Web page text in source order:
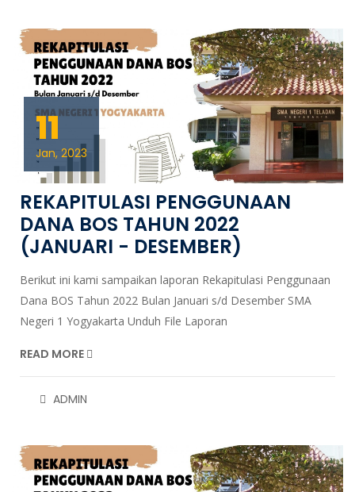
11
Jan, 2023
REKAPITULASI PENGGUNAAN
DANA BOS TAHUN 2022
(JANUARI - DESEMBER)
Berikut ini kami sampaikan laporan Rekapitulasi Penggunaan
Dana BOS Tahun 2022 Bulan Januari s/d Desember SMA
Negeri 1 Yogyakarta Unduh File Laporan
READ MORE
ADMIN